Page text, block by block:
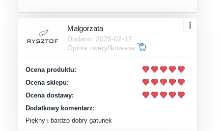
Małgorzata
Dodano: 2025-02-17
Opinia zweryfikowana
Ocena produktu:
Ocena sklepu:
Ocena dostawy:
Dodatkowy komentarz:
Piękny i bardzo dobry gatunek